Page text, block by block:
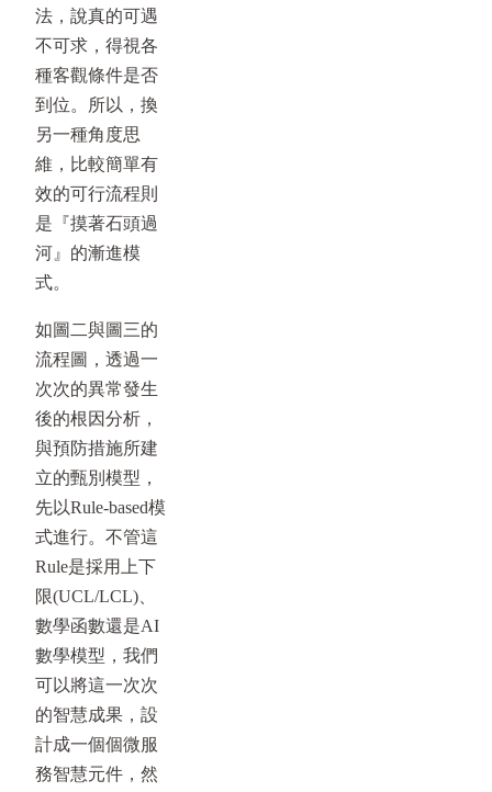
法，說真的可遇
不可求，得視各
種客觀條件是否
到位。所以，換
另一種角度思
維，比較簡單有
效的可行流程則
是『摸著石頭過
河』的漸進模
式。
如圖二與圖三的
流程圖，透過一
次次的異常發生
後的根因分析，
與預防措施所建
立的甄別模型，
先以Rule-based模
式進行。不管這
Rule是採用上下
限(UCL/LCL)、
數學函數還是AI
數學模型，我們
可以將這一次次
的智慧成果，設
計成一個個微服
務智慧元件，然